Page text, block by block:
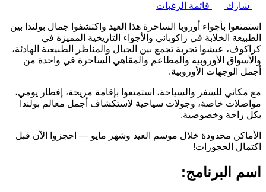
شارك
قائمة الرغبات
استمتعوا بأجواء أوروبا الساحرة هذا العيد واكتشفوا جمال بولندا بين
الطبيعة الخلابة في زاكوباني والأجواء التاريخية المميزة في
كراكوف، عيشوا تجربة تجمع بين الجبال والمناظر الطبيعية الهادئة،
والأسواق الأوروبية والمطاعم والمقاهي الساحرة في واحدة من
أجمل الوجهات الأوروبية.
مع مكاني للسفر والسياحة، استمتعوا بإقامة مريحة، إفطار يومي،
مواصلات خاصة، وجولات سياحية لاستكشاف أجمل معالم بولندا
بكل راحة وخصوصية.
الأماكن محدودة خلال موسم العيد وشهر مايو — احجزوا الآن قبل
اكتمال الحجوزات!
اسم البرنامج: